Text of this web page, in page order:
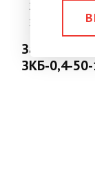
Захват для
Захват для
Захват
ЗКБ-0,4-